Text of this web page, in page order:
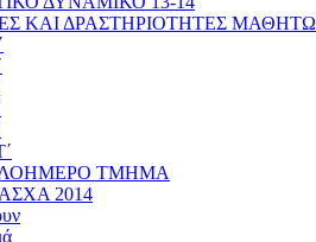
ΚΑΙ ΔΡΑΣΤΗΡΙΟΤΗΤΕΣ
ΤΜΗΜΑ
2014